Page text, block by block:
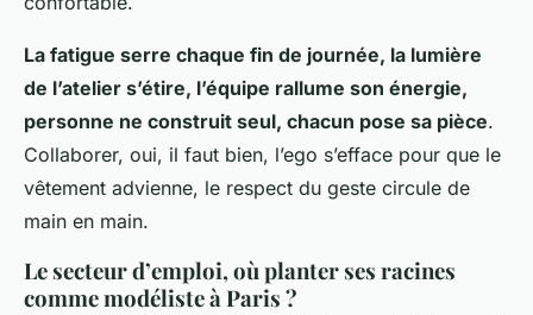
La fatigue serre chaque fin de journée, la lumière
de l’atelier s’étire, l’équipe rallume son énergie,
personne ne construit seul, chacun pose sa pièce.
Collaborer, oui, il faut bien, l’ego s’efface pour que le
vêtement advienne, le respect du geste circule de
main en main.
Le secteur d’emploi, où planter ses racines
comme modéliste à Paris ?